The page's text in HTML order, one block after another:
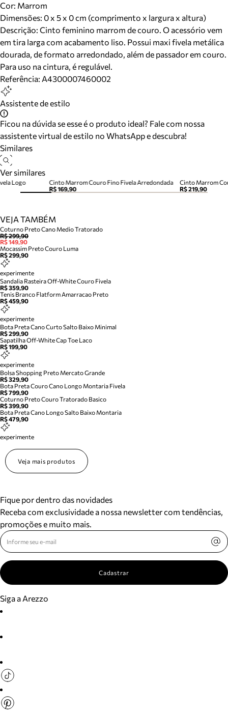
Cor: Marrom
Dimensões: 0 x 5 x 0 cm (comprimento x largura x altura)
Descrição: Cinto feminino marrom de couro. O acessório vem
em tira larga com acabamento liso. Possui maxi fivela metálica
dourada, de formato arredondado, além de passador em couro.
Para uso na cintura, é regulável.
Referência: A4300007460002
Assistente de estilo
Ficou na dúvida se esse é o produto ideal? Fale com nossa
assistente virtual de estilo no WhatsApp e descubra!
Similares
Ver similares
Cinto Marrom Couro Fino Fivela Arredondada
R$ 169,90
Cinto Marrom
R$ 219,90
Logo
VEJA TAMBÉM
Coturno Preto Cano Medio Tratorado
R$ 299,90
R$ 149,90
Mocassim Preto Couro Luma
R$ 299,90
experimente
Sandalia Rasteira Off-White Couro Fivela
R$ 359,90
Tenis Branco Flatform Amarracao Preto
R$ 459,90
experimente
Bota Preta Cano Curto Salto Baixo Minimal
R$ 299,90
Sapatilha Off-White Cap Toe Laco
R$ 199,90
experimente
Bolsa Shopping Preto Mercato Grande
R$ 329,90
Bota Preta Couro Cano Longo Montaria Fivela
R$ 799,90
Coturno Preto Couro Tratorado Basico
R$ 399,90
Bota Preta Cano Longo Salto Baixo Montaria
R$ 479,90
experimente
Veja mais produtos
Fique por dentro das novidades
Receba com exclusividade a nossa newsletter com tendências,
promoções e muito mais.
Cadastrar
Siga a Arezzo